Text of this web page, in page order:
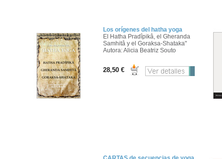
Los orígenes del hatha yoga
El Hatha Pradîpikâ, el Gheranda
Samhitâ y el Goraksa-Shataka"
Autora: Alicia Beatriz Souto
28,50 €